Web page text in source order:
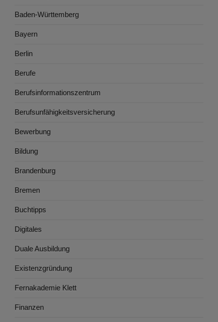
Baden-Württemberg
Bayern
Berlin
Berufe
Berufsinformationszentrum
Berufsunfähigkeitsversicherung
Bewerbung
Bildung
Brandenburg
Bremen
Buchtipps
Digitales
Duale Ausbildung
Existenzgründung
Fernakademie Klett
Finanzen